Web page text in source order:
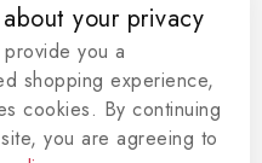
your privacy
you a
shopping experience,
cookies. By continuing
you are agreeing to